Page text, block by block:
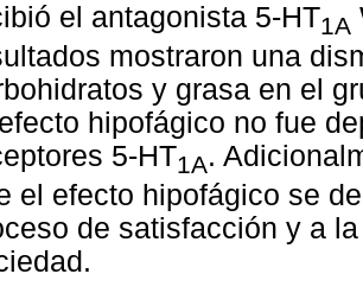
el antagonista 5-HT1A
mostraron una
y grasa en el
hipofágico no fue
5-HT1A.
el efecto hipofágico se
de satisfacción y a